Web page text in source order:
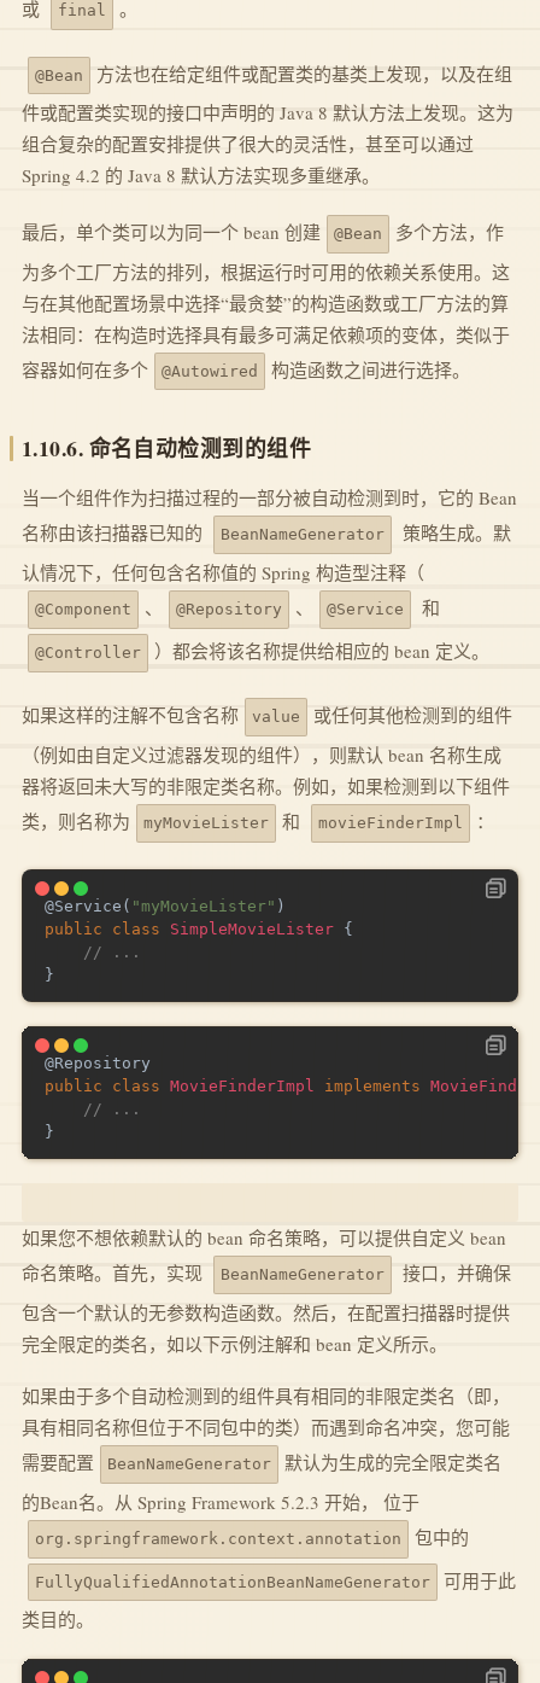
或 final 。
@Bean
方法也在给定组件或配置类的基类上发现，以及在组
件或配置类实现的接口中声明的 Java 8 默认方法上发现。这为
组合复杂的配置安排提供了很大的灵活性，甚至可以通过
Spring 4.2 的 Java 8 默认方法实现多重继承。
最后，单个类可以为同一个 bean 创建 @Bean
多个方法，作
为多个工厂方法的排列，根据运行时可用的依赖关系使用。这
与在其他配置场景中选择“最贪婪”的构造函数或工厂方法的算
法相同：在构造时选择具有最多可满足依赖项的变体，类似于
容器如何在多个
@Autowired 构造函数之间进行选择。
1.10.6. 命名自动检测到的组件
当一个组件作为扫描过程的一部分被自动检测到时，它的 Bean
名称由该扫描器已知的
BeanNameGenerator
策略生成。默
认情况下，任何包含名称值的 Spring 构造型注释（
@Component 、 @Repository 、 @Service 和
@Controller ）都会将该名称提供给相应的 bean 定义。
如果这样的注解不包含名称 value
或任何其他检测到的组件
（例如由自定义过滤器发现的组件），则默认 bean 名称生成
器将返回未大写的非限定类名称。例如，如果检测到以下组件
类，则名称为
myMovieLister 和 movieFinderImpl ：
@Service ( "myMovieLister" )
public
class SimpleMovieLister {
// ...
}
@Repository
public
class MovieFinderImpl implements MovieFinder
// ...
}
如果您不想依赖默认的 bean 命名策略，可以提供自定义 bean
命名策略。首先，实现
BeanNameGenerator
接口，并确保
包含一个默认的无参数构造函数。然后，在配置扫描器时提供
完全限定的类名，如以下示例注解和 bean 定义所示。
如果由于多个自动检测到的组件具有相同的非限定类名（即，
具有相同名称但位于不同包中的类）而遇到命名冲突，您可能
需要配置
BeanNameGenerator
默认为生成的完全限定类名
的Bean名。从 Spring Framework 5.2.3 开始， 位于
org.springframework.context.annotation 包中的
FullyQualifiedAnnotationBeanNameGenerator
可用于此
类目的。